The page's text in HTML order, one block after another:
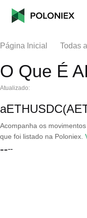
Página Inicial Todas
O Que É
Atualizado:
Acompanha os
que foi listado na Poloniex.
----